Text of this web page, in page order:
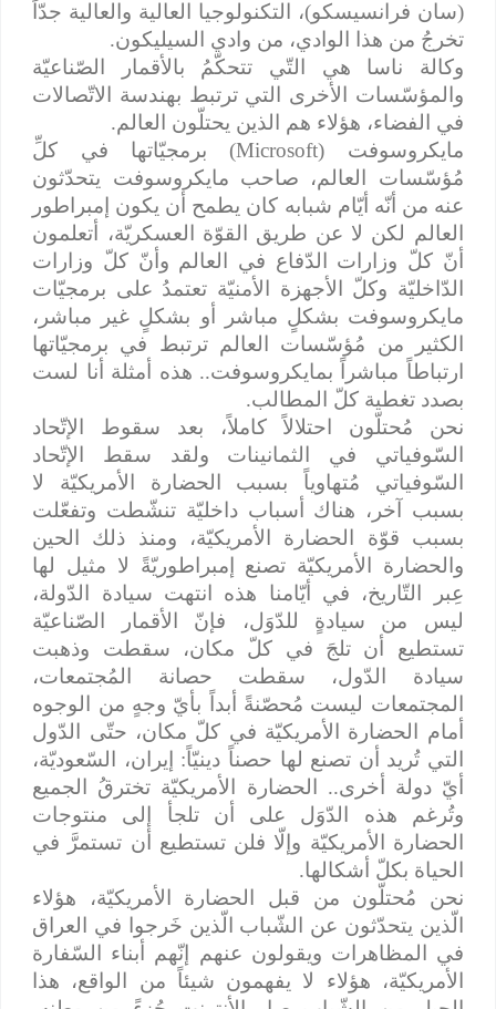
(سان فرانسيسكو)، التكنولوجيا العالية والعالية جدّاً
تخرجُ من هذا الوادي، من وادي السيليكون.
وكالة ناسا هي التّي تتحكّمُ بالأقمار الصّناعيّة
والمؤسّسات الأخرى التي ترتبط بهندسة الاتّصالات
في الفضاء، هؤلاء هم الذين يحتلّون العالم.
مايكروسوفت ( Microsoft) برمجيّاتها في كلِّ
مُؤسّسات العالم، صاحب مايكروسوفت يتحدّثون
عنه من أنّه أيّام شبابه كان يطمح أن يكون إمبراطور
العالم لكن لا عن طريق القوّة العسكريّة، أتعلمون
أنّ كلّ وزارات الدّفاع في العالم وأنّ كلّ وزارات
الدّاخليّة وكلّ الأجهزة الأمنيّة تعتمدُ على برمجيّات
مايكروسوفت بشكلٍ مباشر أو بشكلٍ غير مباشر،
الكثير من مُؤسّسات العالم ترتبط في برمجيّاتها
ارتباطاً مباشراً بمايكروسوفت.. هذه أمثلة أنا لست
بصدد تغطية كلّ المطالب.
نحن مُحتلّون احتلالاً كاملاً، بعد سقوط الإتّحاد
السّوفياتي في الثمانينات ولقد سقط الإتّحاد
السّوفياتي مُتهاوياً بسبب الحضارة الأمريكيّة لا
بسبب آخر، هناك أسباب داخليّة تنشّطت وتفعّلت
بسبب قوّة الحضارة الأمريكيّة، ومنذ ذلك الحين
والحضارة الأمريكيّة تصنع إمبراطوريّةً لا مثيل لها
عِبر التّاريخ، في أيّامنا هذه انتهت سيادة الدّولة،
ليس من سيادةٍ للدّوَل، فإنّ الأقمار الصّناعيّة
تستطيع أن تلجَ في كلّ مكان، سقطت وذهبت
سيادة الدّول، سقطت حصانة المُجتمعات،
المجتمعات ليست مُحصّنةً أبداً بأيّ وجهٍ من الوجوه
أمام الحضارة الأمريكيّة في كلّ مكان، حتّى الدّول
التي تُريد أن تصنع لها حصناً دينيّاً: إيران، السّعوديّة،
أيّ دولة أخرى.. الحضارة الأمريكيّة تخترقُ الجميع
وتُرغم هذه الدّوَل على أن تلجأ إلى منتوجات
الحضارة الأمريكيّة وإلّا فلن تستطيع أن تستمرَّ في
الحياة بكلّ أشكالها.
نحن مُحتلّون من قبل الحضارة الأمريكيّة، هؤلاء
الّذين يتحدّثون عن الشّباب الّذين خَرجوا في العراق
في المظاهرات ويقولون عنهم إنّهم أبناء السّفارة
الأمريكيّة، هؤلاء لا يفهمون شيئاً من الواقع، هذا